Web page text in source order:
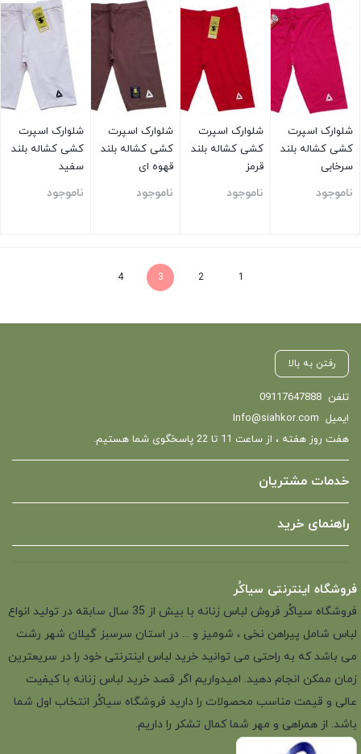
شلوارک اسپرت
کشی کشاله بلند
سرخابی
ناموجود
شلوارک اسپرت
کشی کشاله بلند
قرمز
ناموجود
شلوارک اسپرت
کشی کشاله بلند
قهوه ای
ناموجود
شلوارک اسپرت
کشی کشاله بلند
سفید
ناموجود
1
2
3
4
رفتن به بالا
تلفن 09117647888
ایمیل Info@siahkor.com
هفت روز هفته ، از ساعت 11 تا 22 پاسخگوی شما هستیم.
خدمات مشتریان
راهنمای خرید
فروشگاه اینترنتی سیاکُر
فروشگاه سیاکُر فروش لباس زنانه با بیش از 35 سال سابقه در تولید انواع
لباس شامل پیراهن نخی ، شومیز و ... در استان سرسبز گیلان شهر رشت
می باشد که به راحتی می توانید خرید لباس اینترنتی خود را در سریعترین
زمان ممکن انجام دهید. امیدواریم اگر قصد خرید لباس زنانه با کیفیت
عالی و قیمت مناسب محصولات را دارید فروشگاه سیاکُر انتخاب اول شما
باشد. از همراهی و مهر شما کمال تشکر را داریم.